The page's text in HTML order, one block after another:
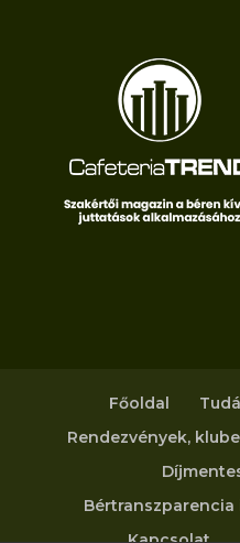
Főoldal
Rendezvények,
Bértranszparencia